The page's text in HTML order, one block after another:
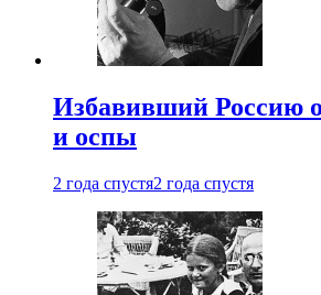
Избавивший Россию
и оспы
2 года спустя2 года спустя